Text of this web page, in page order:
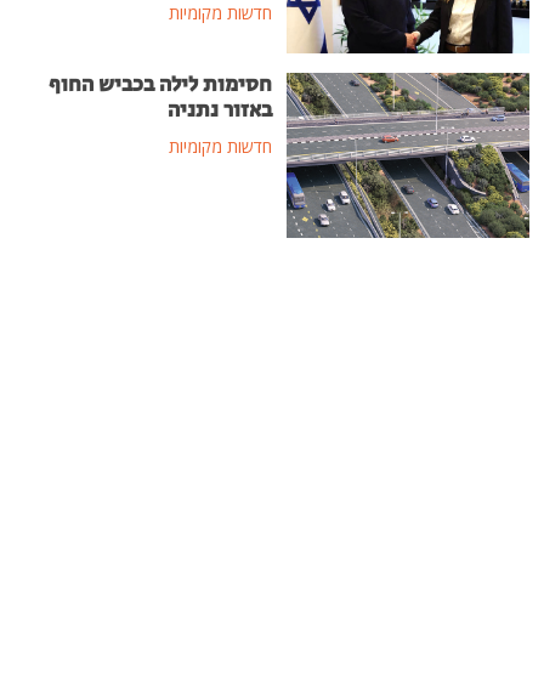
חדשות מקומיות
חסימות לילה בכביש החוף
באזור נתניה
חדשות מקומיות